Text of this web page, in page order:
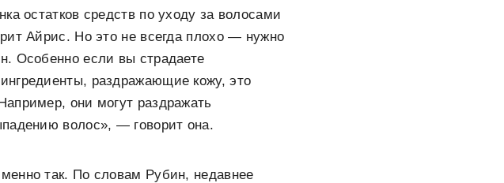
остатков средств по уходу за волосами
Айрис. Но это не всегда плохо — нужно
Особенно если вы страдаете
раздражающие кожу, это
они могут раздражать
волос», — говорит она.
так. По словам Рубин, недавнее